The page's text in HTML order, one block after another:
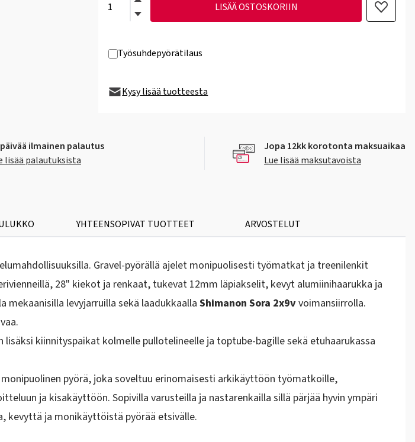
LISÄÄ OSTOSKORIIN
Työsuhdepyörätilaus
Kysy lisää tuotteesta
ilmainen palautus
lisää palautuksista
Jopa 12kk korotonta maksuaikaa
Lue lisää maksutavoista
YHTEENSOPIVAT TUOTTEET ARVOSTELUT
Gravel-pyörällä ajelet monipuolisesti työmatkat ja treenilenkit
28" kiekot ja renkaat, tukevat 12mm läpiakselit, kevyt alumiinihaarukka ja
levyjarruilla sekä laadukkaalla Shimanon Sora 2x9vvoimansiirrolla.
lisäksi kiinnityspaikat kolmelle pullotelineelle ja toptube-bagille sekä etuhaarukassa
pyörä, joka soveltuu erinomaisesti arkikäyttöön työmatkoille,
ja kisakäyttöön. Sopivilla varusteilla ja nastarenkailla sillä pärjää hyvin ympäri
kevyttä ja monikäyttöistä pyörää etsivälle.